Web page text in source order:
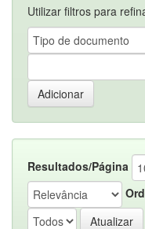
Utilizar filtros para
Resultados/Página